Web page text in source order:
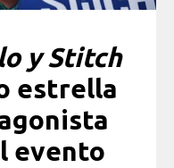
y Stitch
estrella
evento